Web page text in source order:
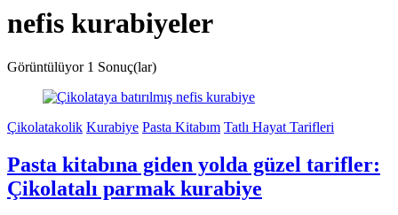
nefis kurabiyeler
Görüntülüyor 1 Sonuç(lar)
Çikolatakolik Kurabiye Pasta Kitabım Tatlı Hayat Tarifleri
Pasta kitabına giden yolda güzel tarifler:
Çikolatalı parmak kurabiye